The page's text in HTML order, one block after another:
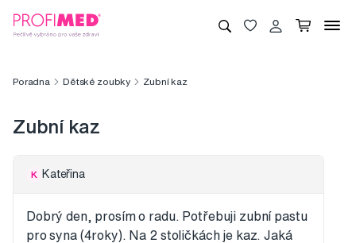
Poradna Dětské zoubky Zubní kaz
Zubní kaz
K Kateřina
Dobrý den, prosím o radu. Potřebuji zubní pastu
pro syna (4roky). Na 2 stoličkách je kaz. Jaká